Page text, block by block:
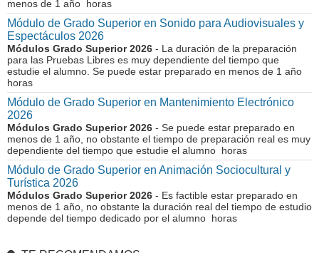
menos de 1 año horas
Módulo de Grado Superior en Sonido para Audiovisuales y
Espectáculos 2026
Módulos Grado Superior 2026 - La duración de la preparación
para las Pruebas Libres es muy dependiente del tiempo que
estudie el alumno. Se puede estar preparado en menos de 1 año
horas
Módulo de Grado Superior en Mantenimiento Electrónico
2026
Módulos Grado Superior 2026 - Se puede estar preparado en
menos de 1 año, no obstante el tiempo de preparación real es muy
dependiente del tiempo que estudie el alumno horas
Módulo de Grado Superior en Animación Sociocultural y
Turística 2026
Módulos Grado Superior 2026 - Es factible estar preparado en
menos de 1 año, no obstante la duración real del tiempo de estudio
depende del tiempo dedicado por el alumno horas